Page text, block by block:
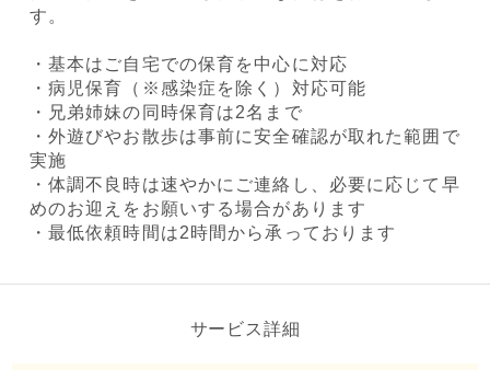
す。
・基本はご自宅での保育を中心に対応
・病児保育（※感染症を除く）対応可能
・兄弟姉妹の同時保育は2名まで
・外遊びやお散歩は事前に安全確認が取れた範囲で
実施
・体調不良時は速やかにご連絡し、必要に応じて早
めのお迎えをお願いする場合があります
・最低依頼時間は2時間から承っております
サービス詳細